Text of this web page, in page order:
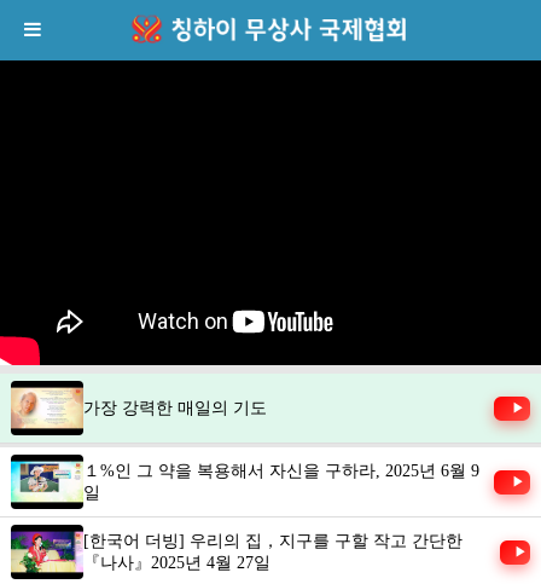
가장 강력한 매일의 기도 ▶
１%인 그 약을 복용해서 자신을 구하라, 2025년 6월 9
일
▶
[한국어 더빙] 우리의 집，지구를 구할 작고 간단한
『나사』2025년 4월 27일
▶